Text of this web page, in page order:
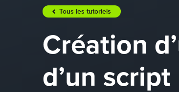
Tous les tutoriels
Création
d’un script